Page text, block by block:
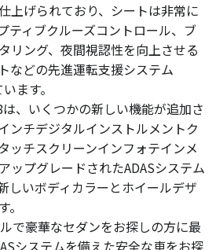
上げられており、シートは非常に
ティブクルーズコントロール、ブ
リング、夜間視認性を向上させる
などの先進運転支援システム
ます。
、いくつかの新しい機能が追加さ
ンチデジタルインストルメントク
ッチスクリーンインフォテインメ
ップグレードされたADASシステム
しいボディカラーとホイールデザ
で豪華なセダンをお探しの方に最
システムを備えた安全な車をお探